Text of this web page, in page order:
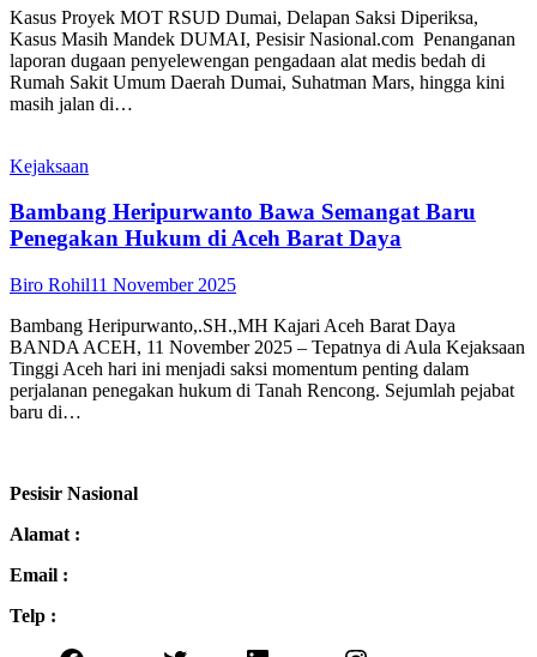
Kasus Proyek MOT RSUD Dumai, Delapan Saksi Diperiksa,
Kasus Masih Mandek DUMAI, Pesisir Nasional.com Penanganan
laporan dugaan penyelewengan pengadaan alat medis bedah di
Rumah Sakit Umum Daerah Dumai, Suhatman Mars, hingga kini
masih jalan di…
Kejaksaan
Bambang Heripurwanto Bawa Semangat Baru
Penegakan Hukum di Aceh Barat Daya
Biro Rohil11 November 2025
Bambang Heripurwanto,.SH.,MH Kajari Aceh Barat Daya
BANDA ACEH, 11 November 2025 – Tepatnya di Aula Kejaksaan
Tinggi Aceh hari ini menjadi saksi momentum penting dalam
perjalanan penegakan hukum di Tanah Rencong. Sejumlah pejabat
baru di…
Pesisir Nasional
Alamat :
Email :
Telp :